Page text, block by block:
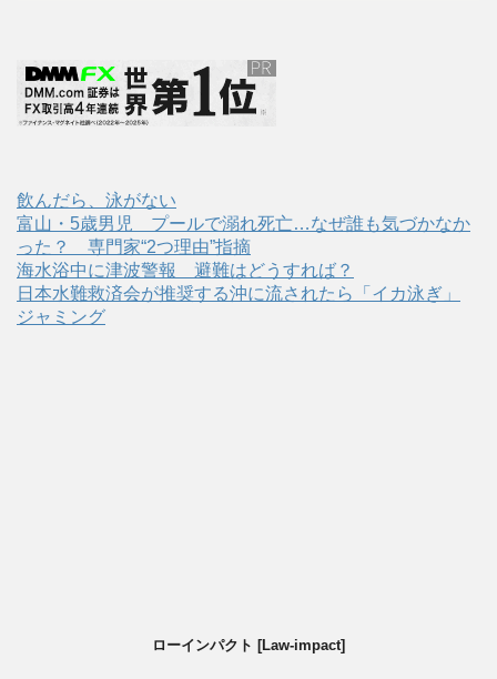
飲んだら、泳がない
富山・5歳男児 プールで溺れ死亡…なぜ誰も気づかなか
った？ 専門家“2つ理由”指摘
海水浴中に津波警報 避難はどうすれば？
日本水難救済会が推奨する沖に流されたら「イカ泳ぎ」
ジャミング
ローインパクト [Law-impact]